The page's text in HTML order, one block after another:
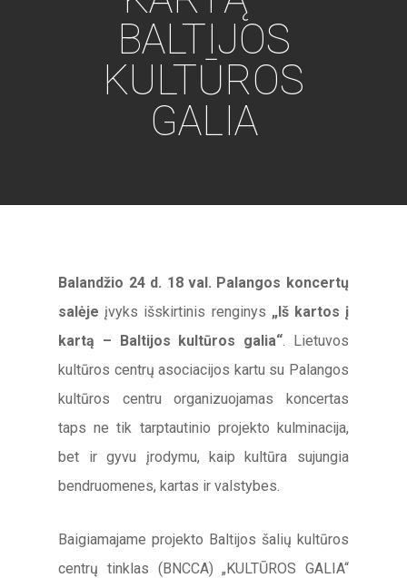
BALTIJOS
KULTŪROS
GALIA
Balandžio 24 d. 18 val. Palangos koncertų
salėje įvyks išskirtinis renginys „Iš kartos į
kartą – Baltijos kultūros galia“. Lietuvos
kultūros centrų asociacijos kartu su Palangos
kultūros centru organizuojamas koncertas
taps ne tik tarptautinio projekto kulminacija,
bet ir gyvu įrodymu, kaip kultūra sujungia
bendruomenes, kartas ir valstybes.
Baigiamajame projekto Baltijos šalių kultūros
centrų tinklas (BNCCA) „KULTŪROS GALIA“